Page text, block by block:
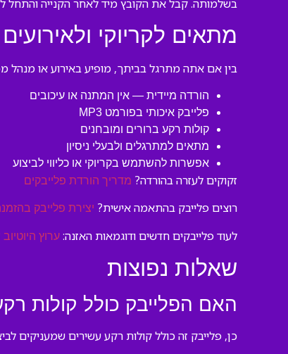
בשלמותה. קבל את הקובץ מיד לאחר הקנייה והתחל
מתאים לקריוקי ולאירועים
בין אם אתה מתרגל בביתך, מופיע באירוע או מנהל
הורדה מיידית — אין המתנה או עיכובים
פלייבק איכותי בפורמט MP3
קולות רקע ברורים ומובחנים
מתאים למתרגלים ולבעלי ניסיון
אפשרות להשתמש בקריוקי או כליווי לביצוע
זקוקים לעזרה בהורדה? מדריך הורדת פלייבקים
רוצים פלייבק בהתאמה אישית? יצירת פלייבק
לעוד פלייבקים חדשים ודוגמאות האזנה: ערוץ
שאלות נפוצות
האם הפלייבק כולל קולות
כן, פלייבק זה כולל קולות רקע עשירים שמעניקים